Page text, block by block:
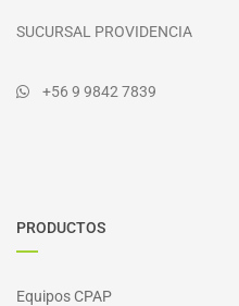
SUCURSAL PROVIDENCIA
+56 9 9842 7839
PRODUCTOS
Equipos CPAP